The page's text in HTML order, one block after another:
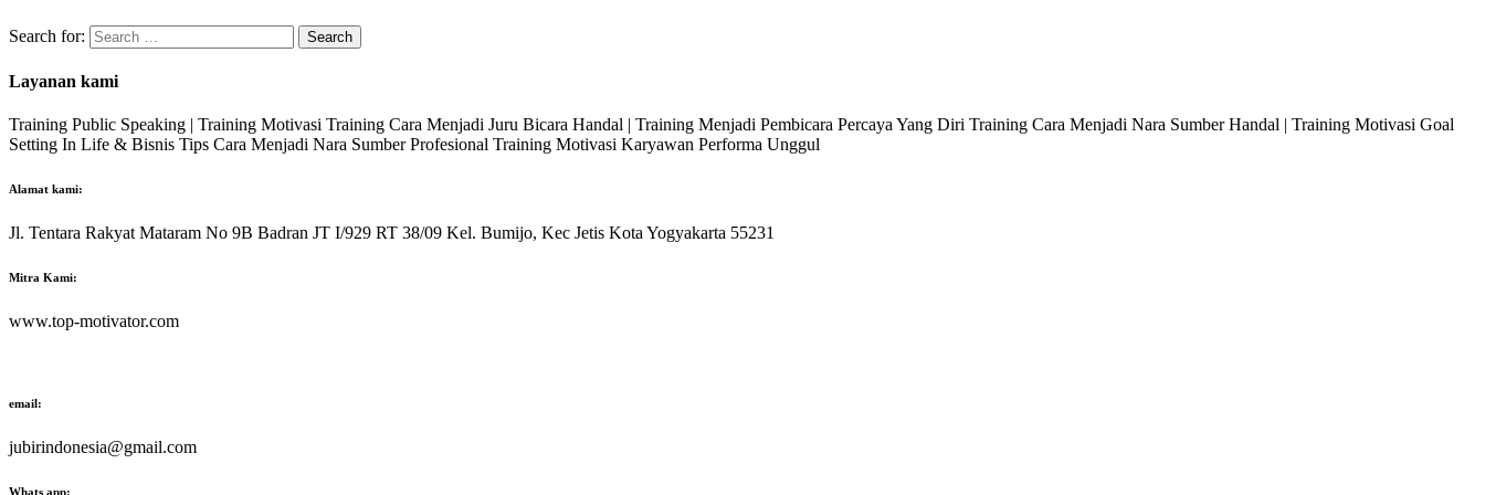
Search for:
Layanan kami
Training Public Speaking | Training Motivasi Training Cara Menjadi Juru Bicara Handal | Training Menjadi Pembicara Percaya Yang Diri Training Cara Menjadi Nara Sumber Handal | Training Motivasi Goal
Setting In Life & Bisnis Tips Cara Menjadi Nara Sumber Profesional Training Motivasi Karyawan Performa Unggul
Alamat kami:
Jl. Tentara Rakyat Mataram No 9B Badran JT I/929 RT 38/09 Kel. Bumijo, Kec Jetis Kota Yogyakarta 55231
Mitra Kami:
www.top-motivator.com
email:
jubirindonesia@gmail.com
Whats app: